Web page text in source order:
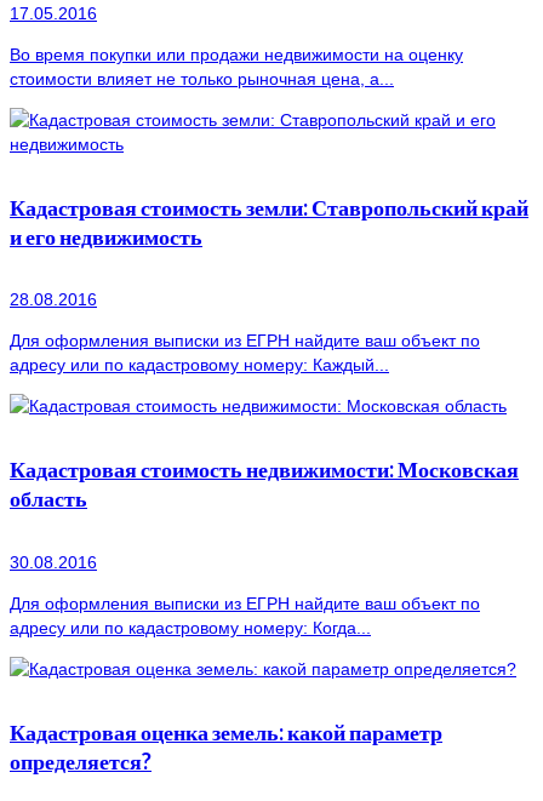
17.05.2016
Во время покупки или продажи недвижимости на оценку
стоимости влияет не только рыночная цена, а...
Кадастровая стоимость земли: Ставропольский край
и его недвижимость
28.08.2016
Для оформления выписки из ЕГРН найдите ваш объект по
адресу или по кадастровому номеру: Каждый...
Кадастровая стоимость недвижимости: Московская
область
30.08.2016
Для оформления выписки из ЕГРН найдите ваш объект по
адресу или по кадастровому номеру: Когда...
Кадастровая оценка земель: какой параметр
определяется?